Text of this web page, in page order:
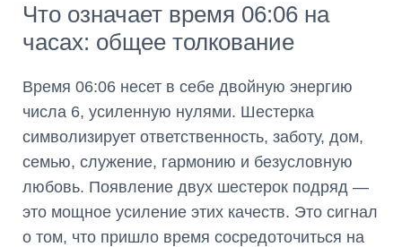
Что означает время 06:06 на
часах: общее толкование
Время 06:06 несет в себе двойную энергию
числа 6, усиленную нулями. Шестерка
символизирует ответственность, заботу, дом,
семью, служение, гармонию и безусловную
любовь. Появление двух шестерок подряд —
это мощное усиление этих качеств. Это сигнал
о том, что пришло время сосредоточиться на